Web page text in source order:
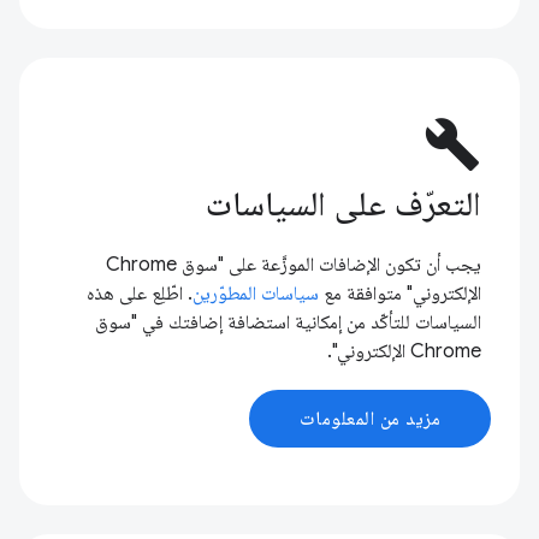
build
التعرّف على السياسات
يجب أن تكون الإضافات الموزَّعة على "سوق Chrome
الإلكتروني" متوافقة مع سياسات المطوّرين. اطّلِع على هذه
السياسات للتأكّد من إمكانية استضافة إضافتك في "سوق
Chrome الإلكتروني".
مزيد من المعلومات